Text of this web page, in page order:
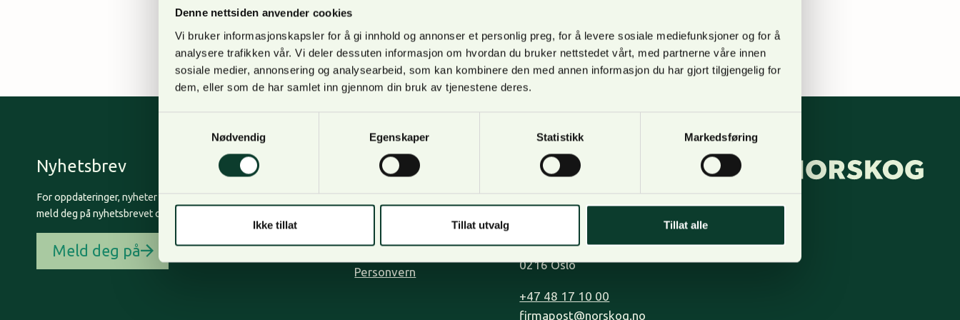
Denne nettsiden anvender cookies
Vi bruker informasjonskapsler for å gi innhold og annonser et personlig preg, for å levere sosiale mediefunksjoner og for å
analysere trafikken vår. Vi deler dessuten informasjon om hvordan du bruker nettstedet vårt, med partnerne våre innen
sosiale medier, annonsering og analysearbeid, som kan kombinere den med annen informasjon du har gjort tilgjengelig for
dem, eller som de har samlet inn gjennom din bruk av tjenestene deres.
Nødvendig
Egenskaper Statistikk Markedsføring
Ikke tillat Tillat utvalg Tillat alle
understreket Sætre at Klimakur, FN’s klimapanel og flere rapporter bekrefter at tiltak for økt binding av
karbondioksid i skog kan være blant de mer effektive…
Nyhetsbrev
For oppdateringer, nyheter og skogfaglige artikler,
meld deg på nyhetsbrevet og få nyhetsbrev på epost.
Meld deg på
Om oss
Personvern
Kontakt oss
Lilleakerveien 31, oppgang B,
Postadresse: Postboks 123, Lilleaker
0216 Oslo
+47 48 17 10 00
firmapost@norskog.no